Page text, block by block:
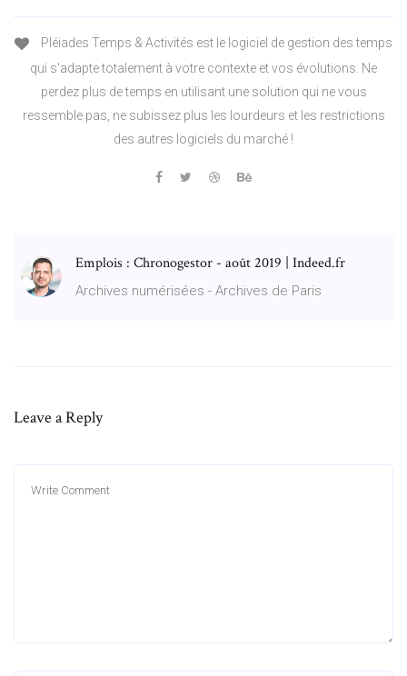
Pléiades Temps & Activités est le logiciel de gestion des temps
qui s'adapte totalement à votre contexte et vos évolutions. Ne
perdez plus de temps en utilisant une solution qui ne vous
ressemble pas, ne subissez plus les lourdeurs et les restrictions
des autres logiciels du marché !
Emplois : Chronogestor - août 2019 | Indeed.fr
Archives numérisées - Archives de Paris
Leave a Reply